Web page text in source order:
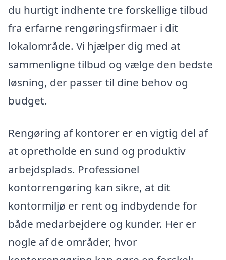
du hurtigt indhente tre forskellige tilbud
fra erfarne rengøringsfirmaer i dit
lokalområde. Vi hjælper dig med at
sammenligne tilbud og vælge den bedste
løsning, der passer til dine behov og
budget.
Rengøring af kontorer er en vigtig del af
at opretholde en sund og produktiv
arbejdsplads. Professionel
kontorrengøring kan sikre, at dit
kontormiljø er rent og indbydende for
både medarbejdere og kunder. Her er
nogle af de områder, hvor